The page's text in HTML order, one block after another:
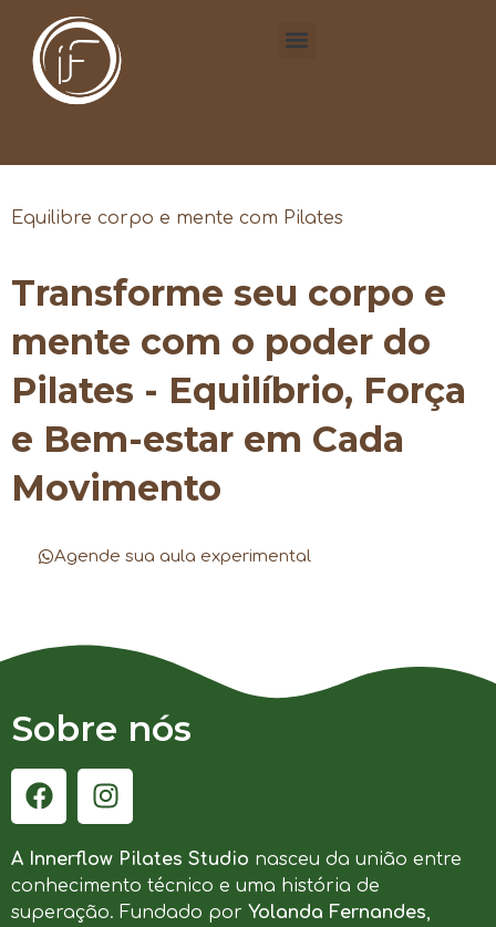
Equilibre corpo e mente com Pilates
Transforme seu corpo e
mente com o poder do
Pilates - Equilíbrio, Força
e Bem-estar em Cada
Movimento
Agende sua aula experimental
Sobre nós
A Innerflow Pilates Studio nasceu da união entre
conhecimento técnico e uma história de
superação. Fundado por Yolanda Fernandes,